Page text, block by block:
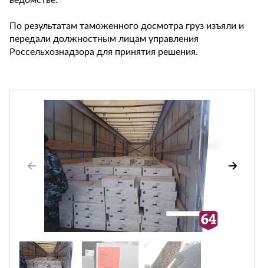
По результатам таможенного досмотра груз изъяли и
передали должностным лицам управления
Россельхознадзора для принятия решения.